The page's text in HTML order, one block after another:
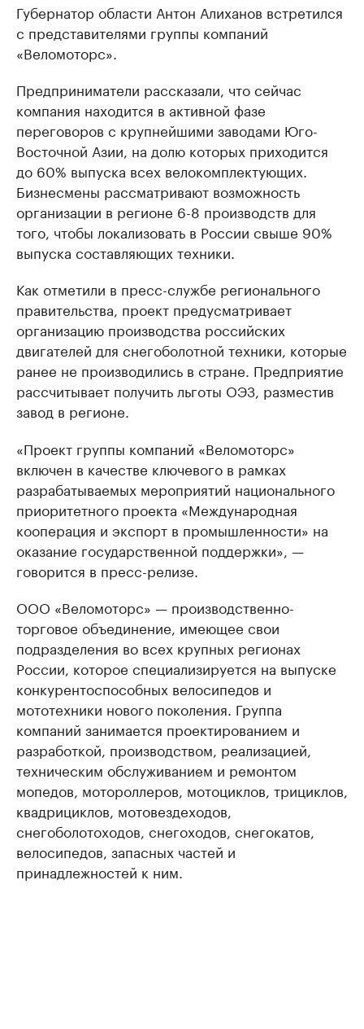
Губернатор области Антон Алиханов встретился
с представителями группы компаний
«Веломоторс».
Предприниматели рассказали, что сейчас
компания находится в активной фазе
переговоров с крупнейшими заводами Юго-
Восточной Азии, на долю которых приходится
до 60% выпуска всех велокомплектующих.
Бизнесмены рассматривают возможность
организации в регионе 6-8 производств для
того, чтобы локализовать в России свыше 90%
выпуска составляющих техники.
Как отметили в пресс-службе регионального
правительства, проект предусматривает
организацию производства российских
двигателей для снегоболотной техники, которые
ранее не производились в стране. Предприятие
рассчитывает получить льготы ОЭЗ, разместив
завод в регионе.
«Проект группы компаний «Веломоторс»
включен в качестве ключевого в рамках
разрабатываемых мероприятий национального
приоритетного проекта «Международная
кооперация и экспорт в промышленности» на
оказание государственной поддержки», —
говорится в пресс-релизе.
ООО «Веломоторс» — производственно-
торговое объединение, имеющее свои
подразделения во всех крупных регионах
России, которое специализируется на выпуске
конкурентоспособных велосипедов и
мототехники нового поколения. Группа
компаний занимается проектированием и
разработкой, производством, реализацией,
техническим обслуживанием и ремонтом
мопедов, мотороллеров, мотоциклов, трициклов,
квадрициклов, мотовездеходов,
снегоболотоходов, снегоходов, снегокатов,
велосипедов, запасных частей и
принадлежностей к ним.